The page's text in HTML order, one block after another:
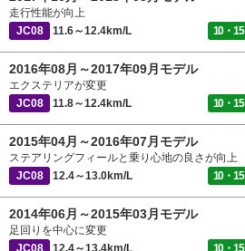
走行性能が向上
JC08
11.6～12.4km/L 10・15
2016年08月～2017年09月モデル
エクステリアが変更
JC08
11.8～12.4km/L 10・15
2015年04月～2016年07月モデル
ステアリングフィールと乗り心地の良さが向上
JC08
12.4～13.0km/L 10・15
2014年06月～2015年03月モデル
足回りを中心に変更